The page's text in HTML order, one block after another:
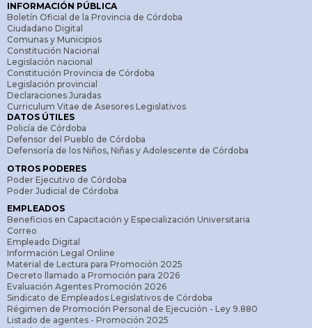
INFORMACIÓN PÚBLICA
Boletín Oficial de la Provincia de Córdoba
Ciudadano Digital
Comunas y Municipios
Constitución Nacional
Legislación nacional
Constitución Provincia de Córdoba
Legislación provincial
Declaraciones Juradas
Curriculum Vitae de Asesores Legislativos
DATOS ÚTILES
Policía de Córdoba
Defensor del Pueblo de Córdoba
Defensoría de los Niños, Niñas y Adolescente de Córdoba
OTROS PODERES
Poder Ejecutivo de Córdoba
Poder Judicial de Córdoba
EMPLEADOS
Beneficios en Capacitación y Especialización Universitaria
Correo
Empleado Digital
Información Legal Online
Material de Lectura para Promoción 2025
Decreto llamado a Promoción para 2026
Evaluación Agentes Promoción 2026
Sindicato de Empleados Legislativos de Córdoba
Régimen de Promoción Personal de Ejecución - Ley 9.880
Listado de agentes - Promoción 2025